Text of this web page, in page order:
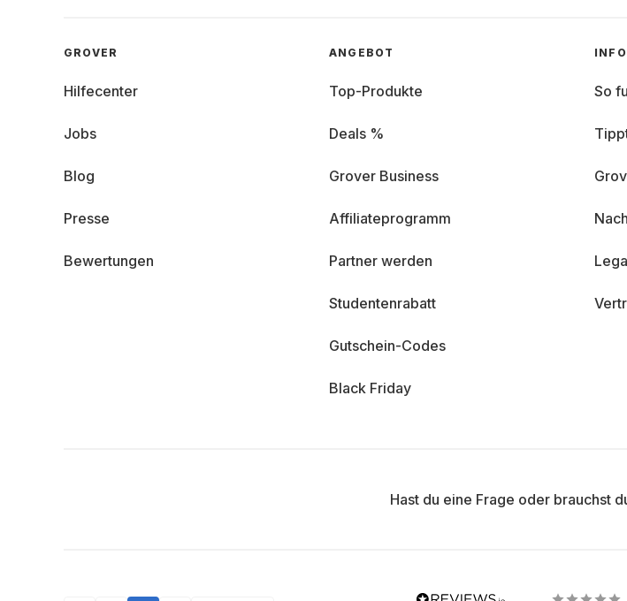
GROVER
Hilfecenter
Jobs
Blog
Presse
Bewertungen
ANGEBOT
Top-Produkte
Deals %
Grover Business
Affiliateprogramm
Partner werden
Studentenrabatt
Gutschein-Codes
Black Friday
So
Hast du eine Frage oder brauchst